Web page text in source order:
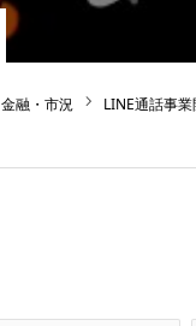
金融・市況
LINE通話事